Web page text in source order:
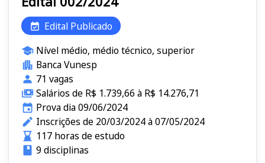
Edital Publicado
Nível médio, médio técnico, superior
Banca Vunesp
71 vagas
Salários de R$ 1.739,66 à R$ 14.276,71
Prova dia 09/06/2024
Inscrições de 20/03/2024 à 07/05/2024
117 horas de estudo
9 disciplinas